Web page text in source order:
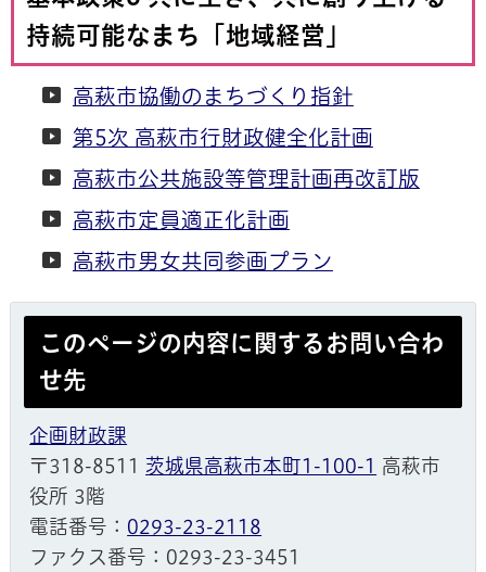
持続可能なまち「地域経営」
高萩市協働のまちづくり指針
第5次 高萩市行財政健全化計画
高萩市公共施設等管理計画再改訂版
高萩市定員適正化計画
高萩市男女共同参画プラン
このページの内容に関するお問い合わ
せ先
企画財政課
〒318-8511 茨城県高萩市本町1-100-1 高萩市
役所 3階
電話番号： 0293-23-2118
ファクス番号：0293-23-3451